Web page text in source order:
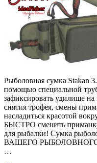
Рыболовная сумка
помощью специальной
зафиксировать удилище
снятия трофея, смены
насладиться красотой
БЫСТРО сменить
для рыбалки! Сумка
ВАШЕГО РЫБОЛОВНОГО
…